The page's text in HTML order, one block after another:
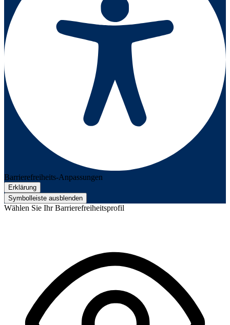
Barrierefreiheits-Anpassungen
Erklärung
Symbolleiste ausblenden
Wählen Sie Ihr Barrierefreiheitsprofil